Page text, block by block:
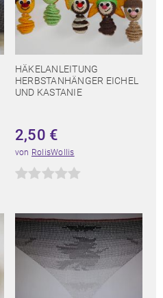
HÄKELANLEITUNG
HERBSTANHÄNGER EICHEL
UND KASTANIE
2,50 €
von RolisWollis